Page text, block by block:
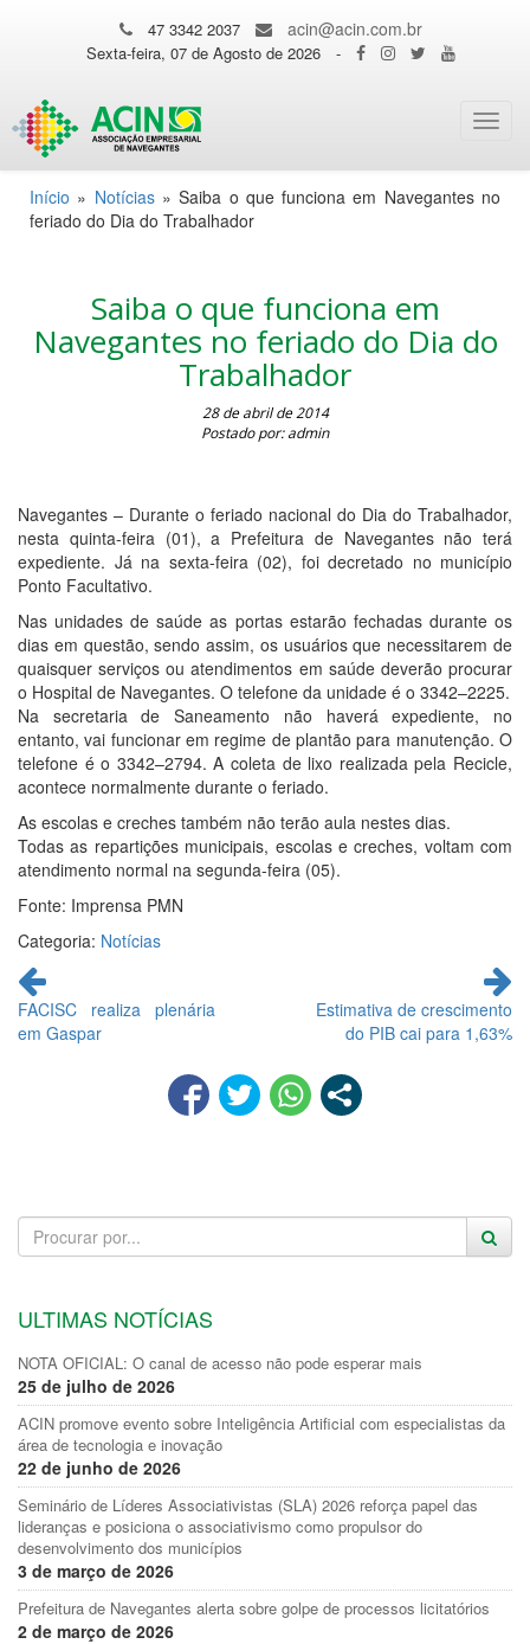
47 3342 2037 acin@acin.com.br
Sexta-feira, 07 de Agosto de 2026 -
Início » Notícias»Saiba o que funciona em Navegantes no
feriado do Dia do Trabalhador
Saiba o que funciona em
Navegantes no feriado do Dia do
Trabalhador
28 de abril de 2014
Postado por: admin
Navegantes – Durante o feriado nacional do Dia do Trabalhador,
nesta quinta-feira (01), a Prefeitura de Navegantes não terá
expediente. Já na sexta-feira (02), foi decretado no município
Ponto Facultativo.
Nas unidades de saúde as portas estarão fechadas durante os
dias em questão, sendo assim, os usuários que necessitarem de
quaisquer serviços ou atendimentos em saúde deverão procurar
o Hospital de Navegantes. O telefone da unidade é o 3342–2225.
Na secretaria de Saneamento não haverá expediente, no
entanto, vai funcionar em regime de plantão para manutenção. O
telefone é o 3342–2794. A coleta de lixo realizada pela Recicle,
acontece normalmente durante o feriado.
As escolas e creches também não terão aula nestes dias.
Todas as repartições municipais, escolas e creches, voltam com
atendimento normal na segunda-feira (05).
Fonte: Imprensa PMN
Categoria: Notícias
Continue
lendo
FACISC realiza plenária
em Gaspar
Estimativa de crescimento
do PIB cai para 1,63%
ULTIMAS NOTÍCIAS
NOTA OFICIAL: O canal de acesso não pode esperar mais
25 de julho de 2026
ACIN promove evento sobre Inteligência Artificial com especialistas da
área de tecnologia e inovação
22 de junho de 2026
Seminário de Líderes Associativistas (SLA) 2026 reforça papel das
lideranças e posiciona o associativismo como propulsor do
desenvolvimento dos municípios
3 de março de 2026
Prefeitura de Navegantes alerta sobre golpe de processos licitatórios
2 de março de 2026